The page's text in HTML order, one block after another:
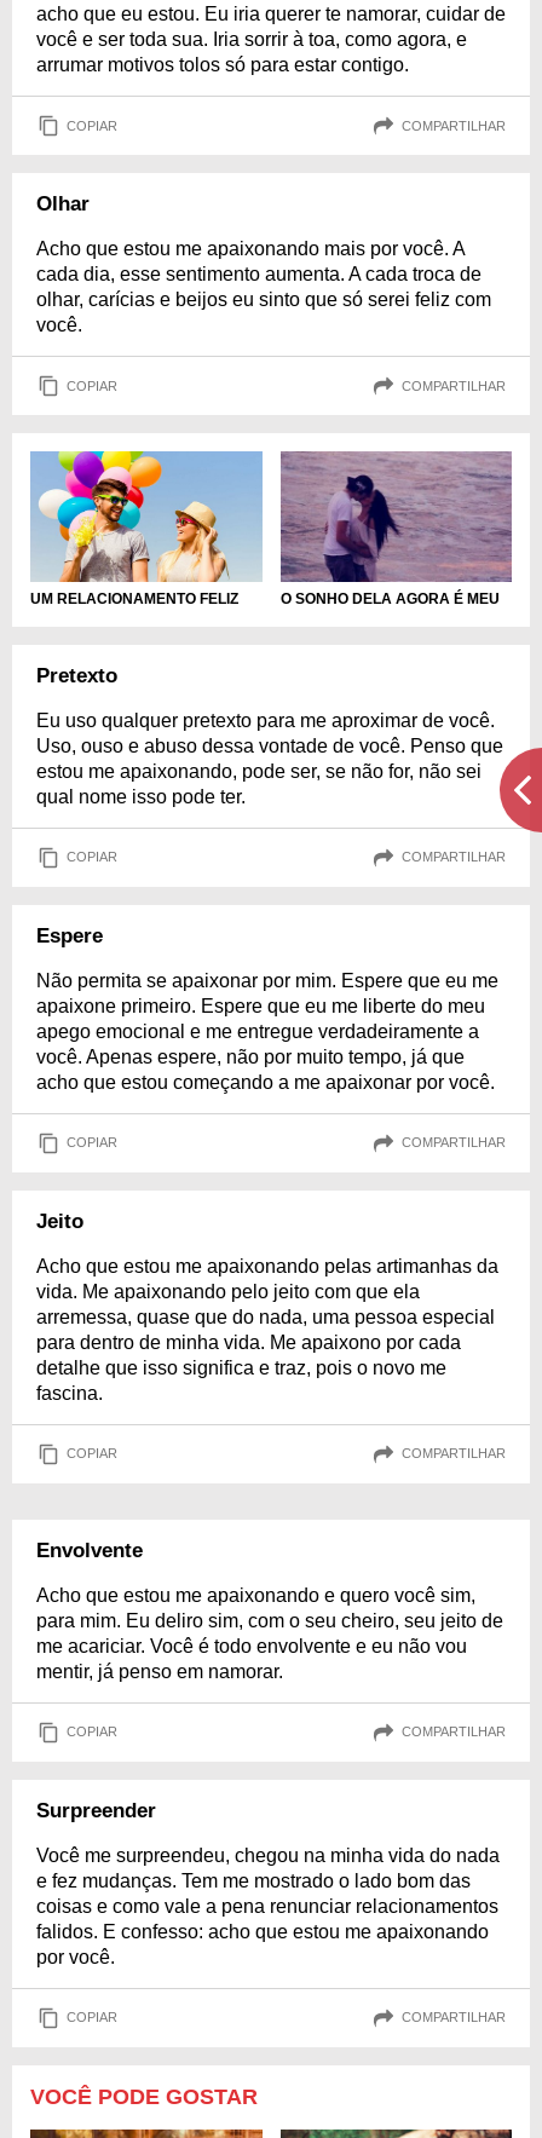
acho que eu estou. Eu iria querer te namorar, cuidar de
você e ser toda sua. Iria sorrir à toa, como agora, e
arrumar motivos tolos só para estar contigo.
COPIAR COMPARTILHAR
Olhar
Acho que estou me apaixonando mais por você. A
cada dia, esse sentimento aumenta. A cada troca de
olhar, carícias e beijos eu sinto que só serei feliz com
você.
COPIAR COMPARTILHAR
UM RELACIONAMENTO FELIZ O SONHO DELA AGORA É MEU
Pretexto
Eu uso qualquer pretexto para me aproximar de você.
Uso, ouso e abuso dessa vontade de você. Penso que
estou me apaixonando, pode ser, se não for, não sei
qual nome isso pode ter.
COPIAR COMPARTILHAR
Espere
Não permita se apaixonar por mim. Espere que eu me
apaixone primeiro. Espere que eu me liberte do meu
apego emocional e me entregue verdadeiramente a
você. Apenas espere, não por muito tempo, já que
acho que estou começando a me apaixonar por você.
COPIAR COMPARTILHAR
Jeito
Acho que estou me apaixonando pelas artimanhas da
vida. Me apaixonando pelo jeito com que ela
arremessa, quase que do nada, uma pessoa especial
para dentro de minha vida. Me apaixono por cada
detalhe que isso significa e traz, pois o novo me
fascina.
COPIAR COMPARTILHAR
Envolvente
Acho que estou me apaixonando e quero você sim,
para mim. Eu deliro sim, com o seu cheiro, seu jeito de
me acariciar. Você é todo envolvente e eu não vou
mentir, já penso em namorar.
COPIAR COMPARTILHAR
Surpreender
Você me surpreendeu, chegou na minha vida do nada
e fez mudanças. Tem me mostrado o lado bom das
coisas e como vale a pena renunciar relacionamentos
falidos. E confesso: acho que estou me apaixonando
por você.
COPIAR COMPARTILHAR
VOCÊ PODE GOSTAR